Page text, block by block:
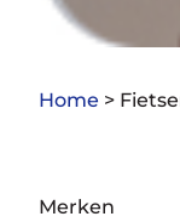
Home >
Merken